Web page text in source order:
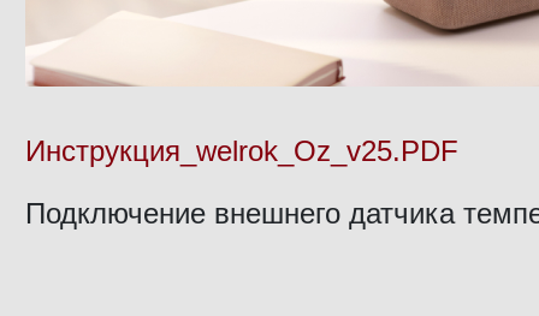
Инструкция_welrok_Oz_v25.PDF
Подключение внешнего датчика